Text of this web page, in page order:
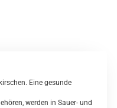
Eine gesunde
werden in Sauer- und